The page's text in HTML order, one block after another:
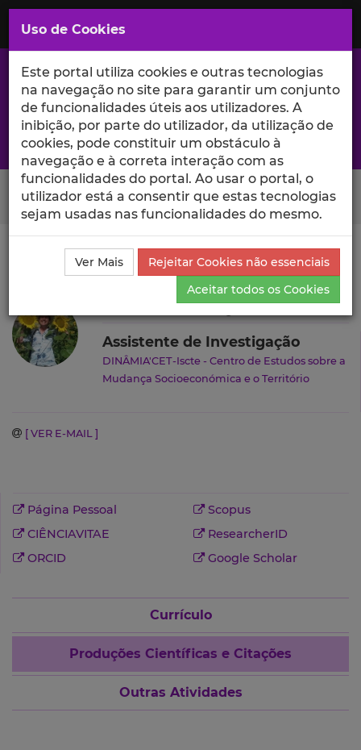
Saltar
para
Conteúdo
Principal
A excelência da investigação e ciência no Iscte
Search Button
Ciência_Iscte Autores Duncan Crowley
Produções
Científicas e Citações
Duncan Crowley
Assistente de Investigação
DINÂMIA'CET-Iscte - Centro de Estudos sobre a
Mudança Socioeconómica e o Território
[ VER E-MAIL ]
Página Pessoal
Scopus
CIÊNCIAVITAE
ResearcherID
ORCID
Google Scholar
Currículo
Produções Científicas e Citações
Outras Atividades
Uso de Cookies
Este portal utiliza cookies e outras tecnologias
na navegação no site para garantir um conjunto
de funcionalidades úteis aos utilizadores. A
inibição, por parte do utilizador, da utilização de
cookies, pode constituir um obstáculo à
navegação e à correta interação com as
funcionalidades do portal. Ao usar o portal, o
utilizador está a consentir que estas tecnologias
sejam usadas nas funcionalidades do mesmo.
Ver Mais
Rejeitar Cookies não essenciais
Aceitar todos os Cookies